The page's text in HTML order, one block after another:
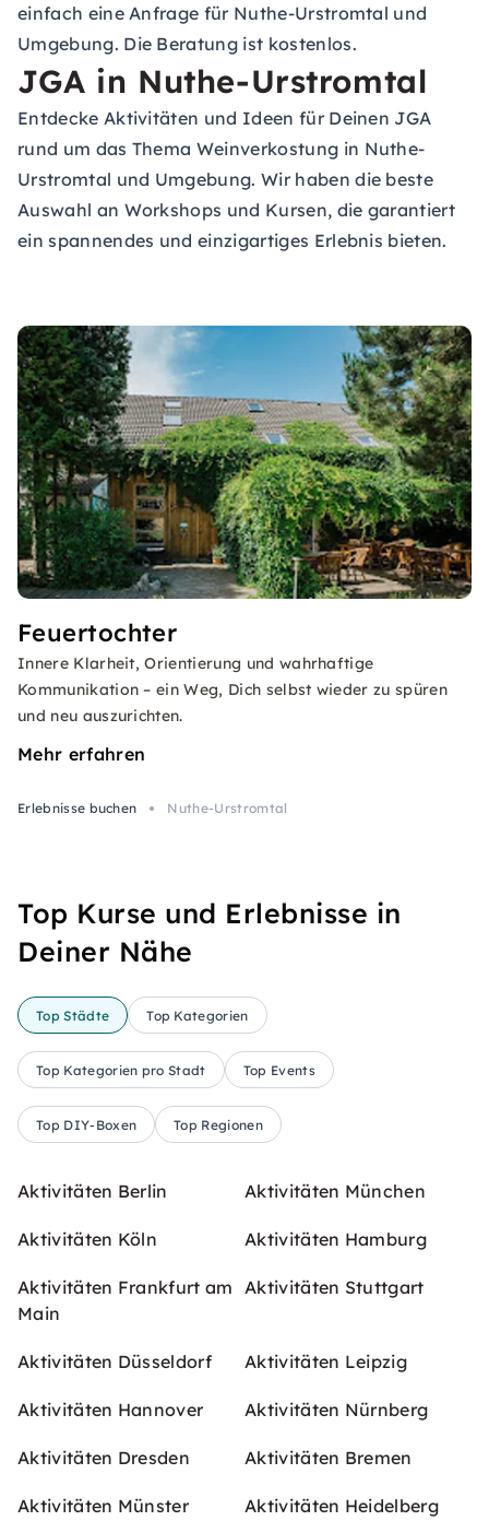
einfach eine Anfrage für Nuthe-Urstromtal und
Umgebung. Die Beratung ist kostenlos.
JGA in Nuthe-Urstromtal
Entdecke Aktivitäten und Ideen für Deinen JGA
rund um das Thema Weinverkostung in Nuthe-
Urstromtal und Umgebung. Wir haben die beste
Auswahl an Workshops und Kursen, die garantiert
ein spannendes und einzigartiges Erlebnis bieten.
Feuertochter
Innere Klarheit, Orientierung und wahrhaftige
Kommunikation – ein Weg, Dich selbst wieder zu spüren
und neu auszurichten.
Mehr erfahren
Erlebnisse buchen Nuthe-Urstromtal
Top Kurse und Erlebnisse in
Deiner Nähe
Top Städte Top Kategorien
Top Kategorien pro Stadt Top Events
Top DIY-Boxen Top Regionen
Aktivitäten Berlin Aktivitäten München
Aktivitäten Köln Aktivitäten Hamburg
Aktivitäten Frankfurt am
Main
Aktivitäten Stuttgart
Aktivitäten Düsseldorf Aktivitäten Leipzig
Aktivitäten Hannover Aktivitäten Nürnberg
Aktivitäten Dresden Aktivitäten Bremen
Aktivitäten Münster Aktivitäten Heidelberg